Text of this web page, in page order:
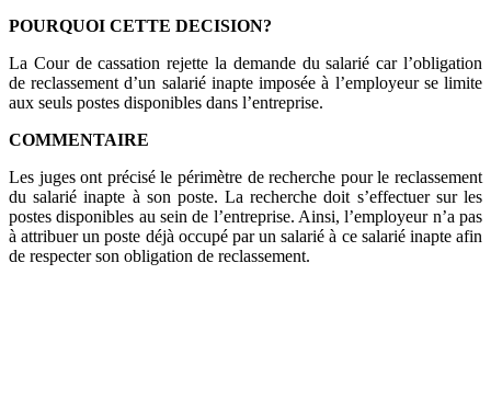
POURQUOI CETTE DECISION?
La Cour de cassation rejette la demande du salarié car l’obligation
de reclassement d’un salarié inapte imposée à l’employeur se limite
aux seuls postes disponibles dans l’entreprise.
COMMENTAIRE
Les juges ont précisé le périmètre de recherche pour le reclassement
du salarié inapte à son poste. La recherche doit s’effectuer sur les
postes disponibles au sein de l’entreprise. Ainsi, l’employeur n’a pas
à attribuer un poste déjà occupé par un salarié à ce salarié inapte afin
de respecter son obligation de reclassement.